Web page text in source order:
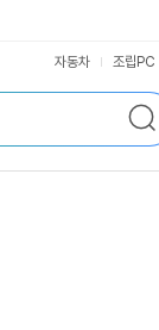
자동차 조립PC